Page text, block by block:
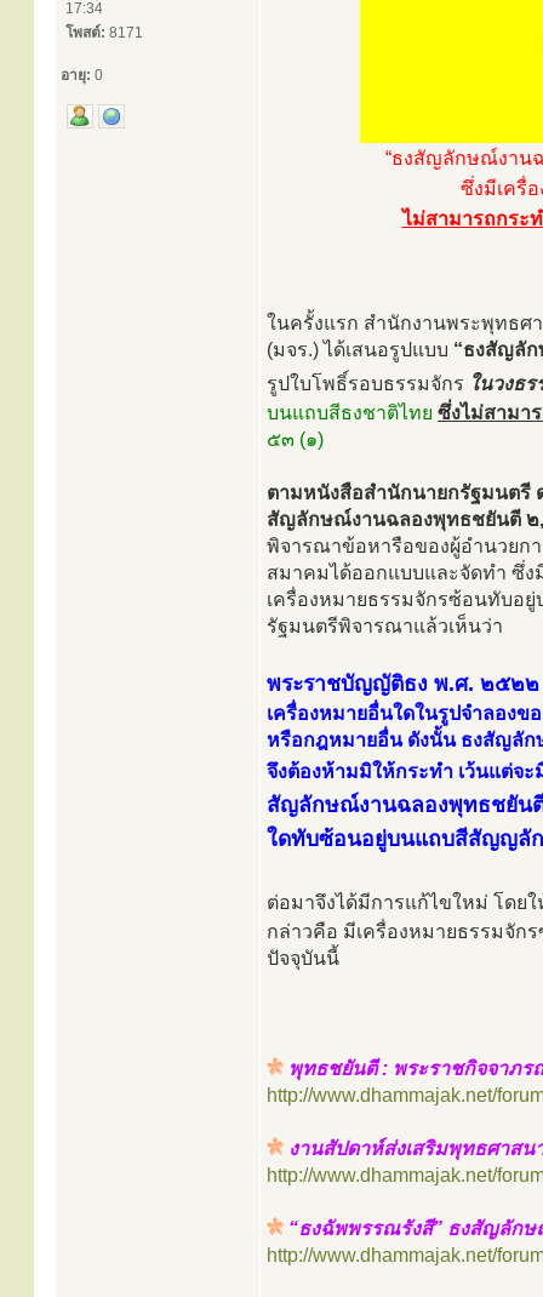
17:34
โพสต์: 8171
อายุ: 0
“ธงสัญลักษณ์งาน
ซึ่งมีเครื่
ไม่สามารถกระ
ในครั้งแรก สำนักงานพระพุทธศ
(มจร.) ได้เสนอรูปแบบ “ธงสัญลัก
รูปใบโพธิ์รอบธรรมจักร ในวงธ
บนแถบสีธงชาติไทย ซึ่งไม่สามา
๕๓ (๑)
ตามหนังสือสำนักนายกรัฐมนตรี
สัญลักษณ์งานฉลองพุทธชยันตี ๒,
พิจารณาข้อหารือของผู้อำนวยก
สมาคมได้ออกแบบและจัดทำ ซึ่
เครื่องหมายธรรมจักรซ้อนทับอ
รัฐมนตรีพิจารณาแล้วเห็นว่า
พระราชบัญญัติธง พ.ศ. ๒๕๒๒
เครื่องหมายอื่นใดในรูปจำลอง
หรือกฎหมายอื่น ดังนั้น ธงสัญลัก
จึงต้องห้ามมิให้กระทำ เว้นแต่จ
สัญลักษณ์งานฉลองพุทธชยันตี
ใดทับซ้อนอยู่บนแถบสีสัญญลั
ต่อมาจึงได้มีการแก้ไขใหม่ โดย
กล่าวคือ มีเครื่องหมายธรรมจั
ปัจจุบันนี้
พุทธชยันตี : พระราชกิจจาภ
http://www.dhammajak.net/
งานสัปดาห์ส่งเสริมพุทธศาส
http://www.dhammajak.net/
“ธงฉัพพรรณรังสี” ธงสัญลัก
http://www.dhammajak.net/